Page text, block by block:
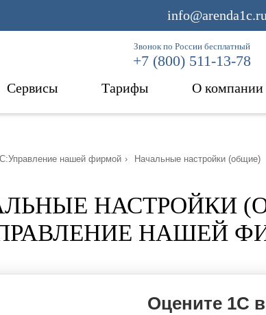
info@arenda1c.ru
Звонок по России бесплатный
+7 (800) 511-13-78
Сервисы Тарифы О компании
нашей фирмой › Начальные настройки (общие)
НАСТРОЙКИ
НАШЕЙ
Оцените 1С